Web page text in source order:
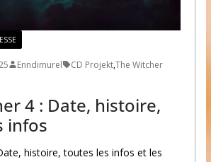
Enndimurel CD Projekt,The Witcher
4 : Date, histoire,
infos
histoire, toutes les infos et les